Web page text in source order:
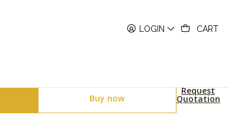
LOGIN CART
Buy now
Request
Quotation